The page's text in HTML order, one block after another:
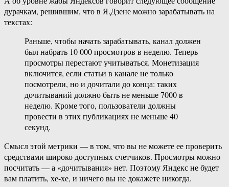
дурачкам, решившим, что в Я.Дзене можно зарабатывать на
текстах:
Раньше, чтобы начать зарабатывать, канал должен
был набрать 10 000 просмотров в неделю. Теперь
просмотры перестают учитываться. Монетизация
включится, если статьи в канале не только
посмотрели, но и дочитали до конца: таких
дочитываний должно быть не меньше 7000 в
неделю. Кроме того, пользователи должны
провести в этих публикациях не меньше 40
секунд.
Смысл этой метрики — в том, что вы не можете ее проверить
средствами широко доступных счетчиков. Просмотры можно
посчитать — а «дочитывания» нет. Поэтому Яндекс не будет
вам платить, хе-хе, и ничего вы не докажете никогда.